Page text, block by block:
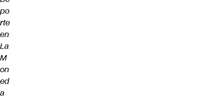
po
rte
en
La
M
on
ed
a